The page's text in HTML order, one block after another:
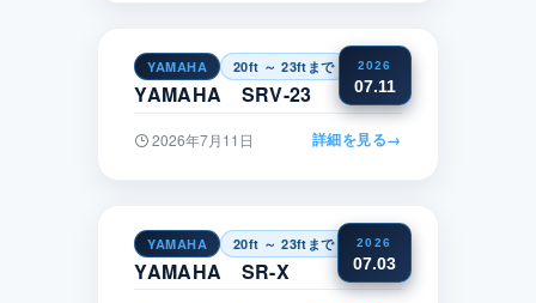
2026
07.11
YAMAHA 20ft ～ 23ftまで 中国
YAMAHA SRV-23
2026年7月11日 詳細を見る→
2026
07.03
YAMAHA 20ft ～ 23ftまで 四国
YAMAHA SR-X